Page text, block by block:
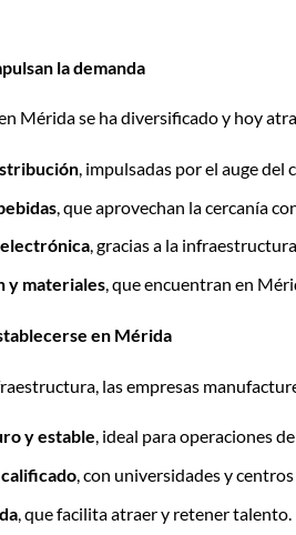
la demanda
Mérida se ha diversificado y hoy
, impulsadas por el auge del
, que aprovechan la cercanía
, gracias a la
y materiales, que encuentran en
en Mérida
las empresas
y estable, ideal para operaciones
, con universidades y
, que facilita atraer y retener talento.